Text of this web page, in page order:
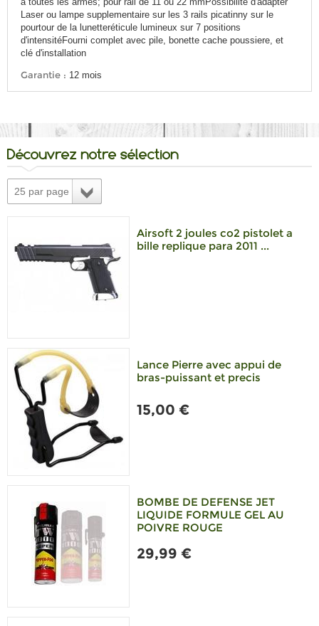
Laser ou lampe supplementaire sur les 3 rails picatinny sur le
pourtour de la lunetteréticule lumineux sur 7 positions
d'intensitéFourni complet avec pile, bonette cache poussiere, et
clé d'installation
Garantie : 12 mois
Découvrez notre sélection
25 par page
Airsoft 2 joules co2 pistolet a
bille replique para 2011 ...
Lance Pierre avec appui de
bras-puissant et precis
15,00 €
BOMBE DE DEFENSE JET
LIQUIDE FORMULE GEL AU
POIVRE ROUGE
29,99 €